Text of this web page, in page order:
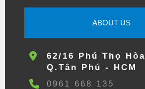
ABOUT US
62/16 Phú Thọ Hòa
Q.Tân Phú - HCM
0961 668 135